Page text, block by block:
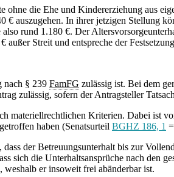
ohne die Ehe und Kindererziehung aus
auszugehen. In ihrer jetzigen Stellung
rund 1.180 €. Der
Streit und entspreche der
nach § 239 FamFG zulässig ist. Bei dem
zulässig, sofern der Antragsteller
materiellrechtlichen Kriterien. Dabei ist
haben (Senatsurteil BGHZ 186, 1 =
der Betreuungsunterhalt bis zur
sich die Unterhaltsansprüche nach den
er insoweit frei abänderbar ist.